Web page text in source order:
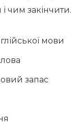
чим закінчити.
мови
запас